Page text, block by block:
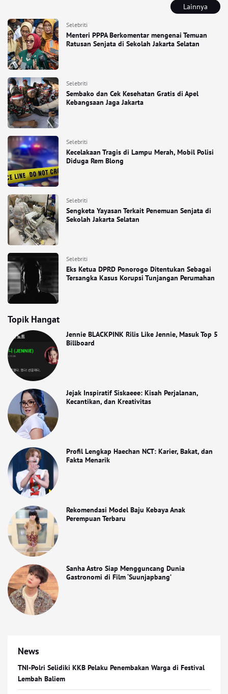
Lainnya
Selebriti
Menteri PPPA Berkomentar mengenai Temuan
Ratusan Senjata di Sekolah Jakarta Selatan
Selebriti
Sembako dan Cek Kesehatan Gratis di Apel
Kebangsaan Jaga Jakarta
Selebriti
Kecelakaan Tragis di Lampu Merah, Mobil Polisi
Diduga Rem Blong
Selebriti
Sengketa Yayasan Terkait Penemuan Senjata di
Sekolah Jakarta Selatan
Selebriti
Eks Ketua DPRD Ponorogo Ditentukan Sebagai
Tersangka Kasus Korupsi Tunjangan Perumahan
Topik Hangat
Jennie BLACKPINK Rilis Like Jennie, Masuk Top 5
Billboard
Jejak Inspiratif Siskaeee: Kisah Perjalanan,
Kecantikan, dan Kreativitas
Profil Lengkap Haechan NCT: Karier, Bakat, dan
Fakta Menarik
Rekomendasi Model Baju Kebaya Anak
Perempuan Terbaru
Sanha Astro Siap Mengguncang Dunia
Gastronomi di Film ‘Suunjapbang’
News
TNI-Polri Selidiki KKB Pelaku Penembakan Warga di Festival
Lembah Baliem